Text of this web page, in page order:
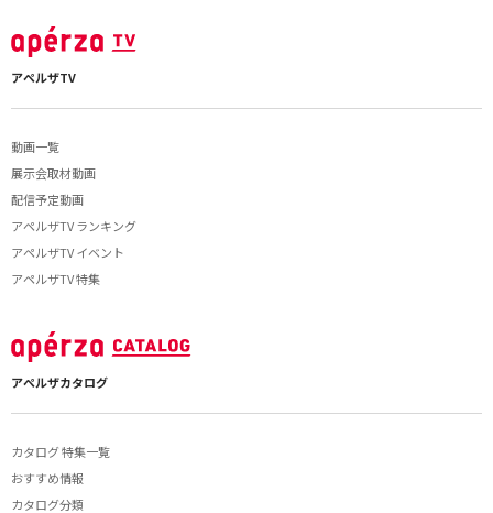
アペルザTV
動画一覧
展示会取材動画
配信予定動画
アペルザTV ランキング
アペルザTV イベント
アペルザTV 特集
アペルザカタログ
カタログ 特集一覧
おすすめ情報
カタログ分類